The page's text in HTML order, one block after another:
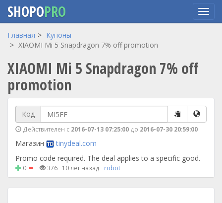
Перейти
содержанию
SHOPOPRO
Главная
Купоны
XIAOMI Mi 5 Snapdragon 7% off promotion
XIAOMI Mi 5 Snapdragon 7% off
promotion
Код
Действителен с 2016-07-13 07:25:00 до 2016-07-30 20:59:00
Магазин
tinydeal.com
Promo code required. The deal applies to a specific good.
0 376 10 лет назад robot